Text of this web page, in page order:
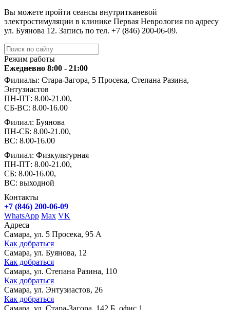
Вы можете пройти сеансы внутритканевой
электростимуляции в клинике Первая Неврология по адресу
ул. Буянова 12. Запись по тел. +7 (846) 200-06-09.
Режим работы
Ежедневно 8:00 - 21:00
Филиалы: Стара-Загора, 5 Просека, Степана Разина,
Энтузиастов
ПН-ПТ: 8.00-21.00,
СБ-ВС: 8.00-16.00
Филиал: Буянова
ПН-СБ: 8.00-21.00,
ВС: 8.00-16.00
Филиал: Физкультурная
ПН-ПТ: 8.00-21.00,
СБ: 8.00-16.00,
ВС: выходной
Контакты
+7 (846) 200-06-09
WhatsApp Max VK
Адреса
Самара, ул. 5 Просека, 95 А
Как добраться
Самара, ул. Буянова, 12
Как добраться
Самара, ул. Степана Разина, 110
Как добраться
Самара, ул. Энтузиастов, 26
Как добраться